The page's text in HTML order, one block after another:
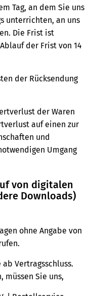
Tag, an dem Sie uns
unterrichten, an uns
Die Frist ist
der Frist von 14
der Rücksendung
der Waren
auf einen zur
und
Umgang
von digitalen
Downloads)
ohne Angabe von
Vertragsschluss.
müssen Sie uns,